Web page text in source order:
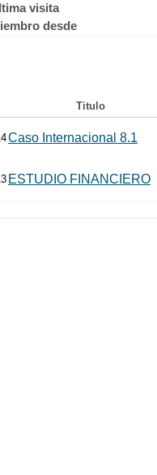
visita
desde
Titulo
Caso Internacional 8.1
ESTUDIO FINANCIERO